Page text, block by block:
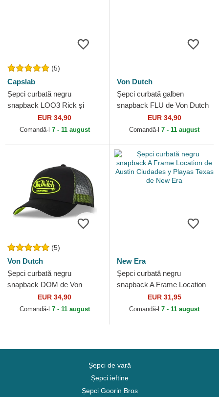
(5)
Capslab
Șepci curbată negru
snapback LOO3 Rick și
Morty de Capslab
EUR 34,90
Comandă-l 7 - 11 august
Von Dutch
Șepci curbată galben
snapback FLU de Von Dutch
EUR 34,90
Comandă-l 7 - 11 august
(5)
Von Dutch
Șepci curbată negru
snapback DOM de Von
EUR 34,90
Comandă-l 7 - 11 august
New Era
Șepci curbată negru
snapback A Frame Location
de Austin Ciudades y Playas
Texas de New Era
EUR 31,95
Comandă-l 7 - 11 august
Șepci de vară
Șepci ieftine
Șepci Goorin Bros